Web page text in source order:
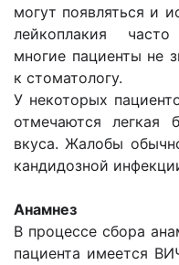
могут появляться и
лейкоплакия
многие пациенты не
к стоматологу.
У некоторых
отмечаются легкая
вкуса. Жалобы
кандидозной
Анамнез
В процессе сбора
пациента имеется